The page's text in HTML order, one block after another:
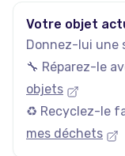
Votre objet
Donnez-lui une
🔧 Réparez-le
objets
♻️ Recyclez-le
mes déchets